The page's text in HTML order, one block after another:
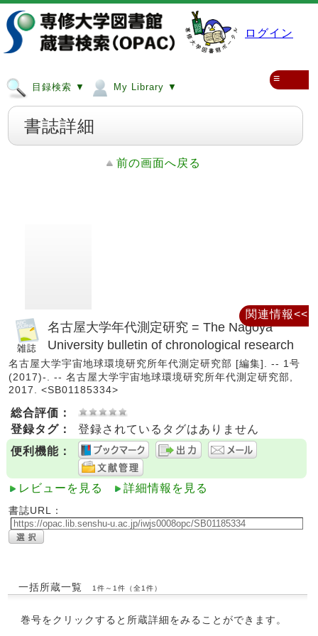
ログイン
目録検索 ▼ My Library ▼
≡
書誌詳細
前の画面へ戻る
名古屋大学年代測定研究 = The Nagoya
University bulletin of chronological research
名古屋大学宇宙地球環境研究所年代測定研究部 [編集]. -- 1号
(2017)-. -- 名古屋大学宇宙地球環境研究所年代測定研究部,
2017. <SB01185334>
総合評価：
登録タグ：
登録されているタグはありません
便利機能：
レビューを見る 詳細情報を見る
書誌URL：
一括所蔵一覧 1件～1件（全1件）
巻号をクリックすると所蔵詳細をみることができます。
関連情報<<